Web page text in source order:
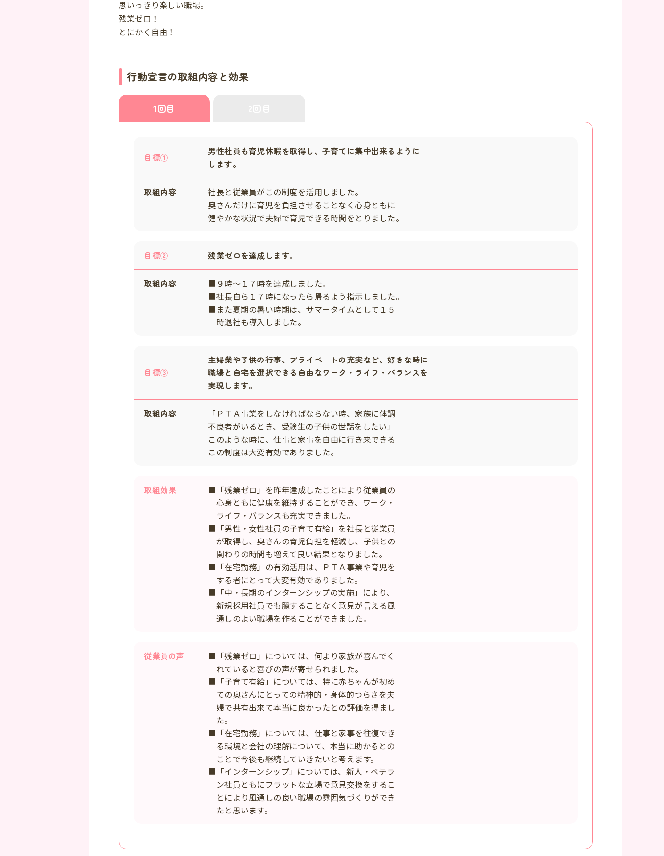
思いっきり楽しい職場。
残業ゼロ！
とにかく自由！
行動宣言の取組内容と効果
1回目
目標①
男性社員も育児休暇を取得し、子育てに集中出来るように
します。
取組内容
社長と従業員がこの制度を活用しました。
奥さんだけに育児を負担させることなく心身ともに
健やかな状況で夫婦で育児できる時間をとりました。
目標② 残業ゼロを達成します。
取組内容
■９時〜１７時を達成しました。
■社長自ら１７時になったら帰るよう指示しました。
■また夏期の暑い時期は、サマータイムとして１５
時退社も導入しました。
目標③
主婦業や子供の行事、プライベートの充実など、好きな時に
職場と自宅を選択できる自由なワーク・ライフ・バランスを
実現します。
取組内容
「ＰＴＡ事業をしなければならない時、家族に体調
不良者がいるとき、受験生の子供の世話をしたい」
このような時に、仕事と家事を自由に行き来できる
この制度は大変有効でありました。
取組効果
■「残業ゼロ」を昨年達成したことにより従業員の
心身ともに健康を維持することができ、ワーク・
ライフ・バランスも充実できました。
■「男性・女性社員の子育て有給」を社長と従業員
が取得し、奥さんの育児負担を軽減し、子供との
関わりの時間も増えて良い結果となりました。
■「在宅勤務」の有効活用は、ＰＴＡ事業や育児を
する者にとって大変有効でありました。
■「中・長期のインターンシップの実施」により、
新規採用社員でも臆することなく意見が言える風
通しのよい職場を作ることができました。
従業員の声
■「残業ゼロ」については、何より家族が喜んでく
れていると喜びの声が寄せられました。
■「子育て有給」については、特に赤ちゃんが初め
ての奥さんにとっての精神的・身体的つらさを夫
婦で共有出来て本当に良かったとの評価を得まし
た。
■「在宅勤務」については、仕事と家事を往復でき
る環境と会社の理解について、本当に助かるとの
ことで今後も継続していきたいと考えます。
■「インターンシップ」については、新人・ベテラ
ン社員ともにフラットな立場で意見交換をするこ
とにより風通しの良い職場の雰囲気づくりができ
たと思います。